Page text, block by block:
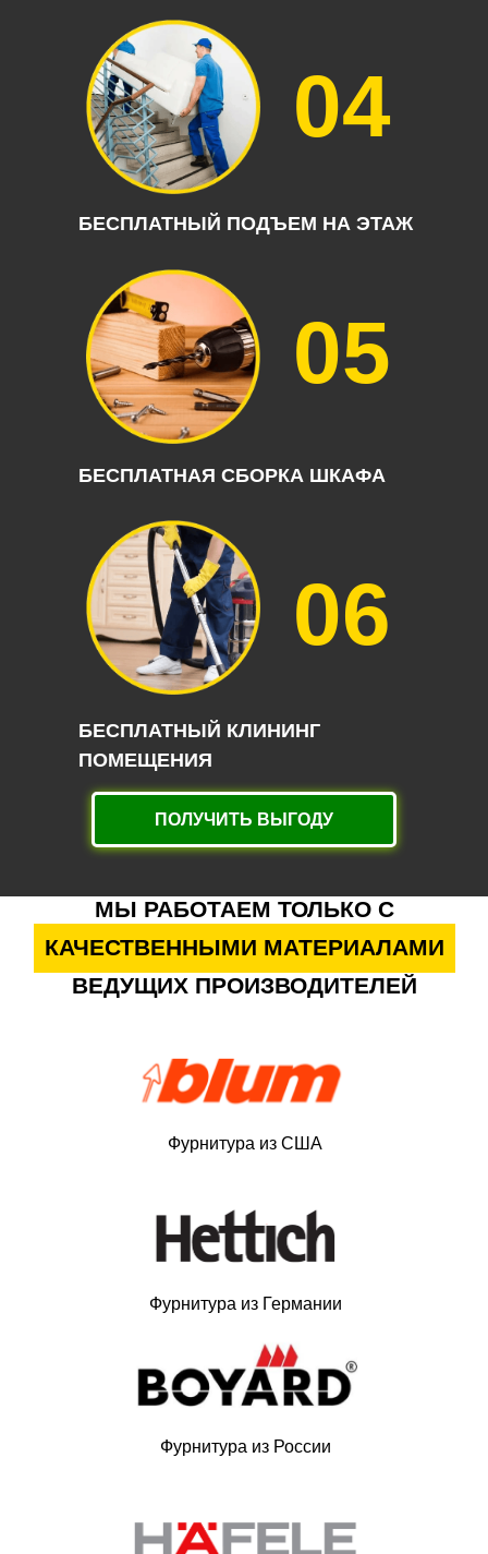
БЕСПЛАТНЫЙ ПОДЪЕМ НА ЭТАЖ
04
БЕСПЛАТНАЯ СБОРКА ШКАФА
05
БЕСПЛАТНЫЙ КЛИНИНГ
ПОМЕЩЕНИЯ
06
ПОЛУЧИТЬ ВЫГОДУ
МЫ РАБОТАЕМ ТОЛЬКО С
КАЧЕСТВЕННЫМИ МАТЕРИАЛАМИ
ВЕДУЩИХ ПРОИЗВОДИТЕЛЕЙ
Фурнитура из США
Фурнитура из Германии
Фурнитура из России